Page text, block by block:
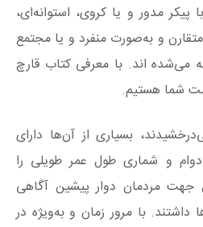
پیکر مدور و یا کروی، استوانه‌ای،
و به‌صورت منفرد و یا مجتمع
می‌شده اند. با معرفی کتاب قارچ
شما هستیم.
بسیاری از آن‌ها دارای
و شماری طول عمر طویلی را
مردمان دوار پیشین آگاهی
داشتند. با مرور زمان و به‌ویژه در